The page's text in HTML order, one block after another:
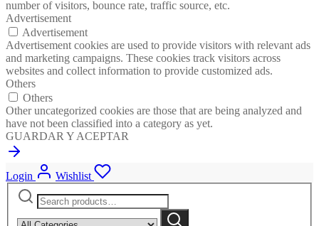
number of visitors, bounce rate, traffic source, etc.
Advertisement
Advertisement
Advertisement cookies are used to provide visitors with relevant ads
and marketing campaigns. These cookies track visitors across
websites and collect information to provide customized ads.
Others
Others
Other uncategorized cookies are those that are being analyzed and
have not been classified into a category as yet.
GUARDAR Y ACEPTAR
Login
Wishlist
Search
for:
category:
Search